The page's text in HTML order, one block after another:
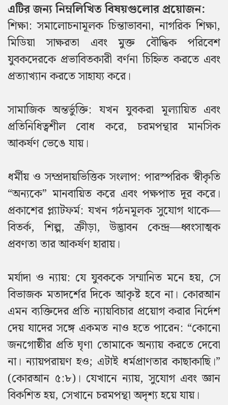
এটির জন্য নিম্নলিখিত বিষয়গুলোর প্রয়োজন:
শিক্ষা: সমালোচনামূলক চিন্তাভাবনা, নাগরিক শিক্ষা,
মিডিয়া সাক্ষরতা এবং মুক্ত বৌদ্ধিক পরিবেশ
যুবকদেরকে প্রভাবিতকারী বর্ণনা চিহ্নিত করতে এবং
প্রত্যাখ্যান করতে সাহায্য করে।
সামাজিক অন্তর্ভুক্তি: যখন যুবকরা মূল্যায়িত এবং
প্রতিনিধিত্বশীল বোধ করে, চরমপন্থার মানসিক
আকর্ষণ ভেঙে যায়।
ধর্মীয় ও সম্প্রদায়ভিত্তিক সংলাপ: পারস্পরিক স্বীকৃতি
“অন্যকে” মানবায়িত করে এবং পক্ষপাত দূর করে।
প্রকাশের প্ল্যাটফর্ম: যখন গঠনমূলক সুযোগ থাকে—
বিতর্ক, শিল্প, ক্রীড়া, উদ্ভাবন কেন্দ্র—ধ্বংসাত্মক
প্রবণতা তার আকর্ষণ হারায়।
মর্যাদা ও ন্যায়: যে যুবককে সম্মানিত মনে হয়, সে
বিভাজক মতাদর্শের দিকে আকৃষ্ট হবে না। কোরআন
এমন ব্যক্তিদের প্রতি ন্যায়বিচার প্রয়োগ করার নির্দেশ
দেয় যাদের সঙ্গে একমত নাও হতে পারেন: “কোনো
জনগোষ্ঠীর প্রতি ঘৃণা তোমাকে অন্যায় করতে দেবো
না। ন্যায়পরায়ণ হও; এটাই ধর্মপ্রাণতার কাছাকাছি।”
(কোরআন ৫:৮)। যেখানে ন্যায়, সুযোগ এবং জ্ঞান
বিকশিত হয়, সেখানে চরমপন্থা অদৃশ্য হয়ে যায়।